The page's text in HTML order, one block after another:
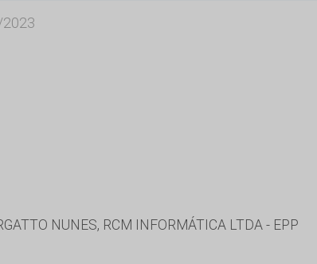
2023
NUNES, RCM INFORMÁTICA LTDA - EPP